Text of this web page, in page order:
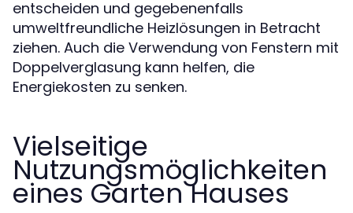
entscheiden und gegebenenfalls
umweltfreundliche Heizlösungen in Betracht
ziehen. Auch die Verwendung von Fenstern mit
Doppelverglasung kann helfen, die
Energiekosten zu senken.
Vielseitige
Nutzungsmöglichkeiten
eines Garten Hauses